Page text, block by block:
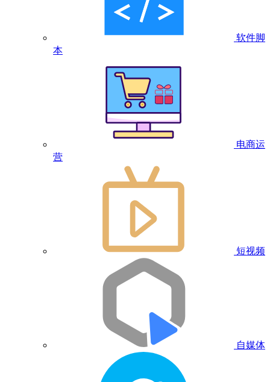
软件脚
本
电商运
营
短视频
自媒体